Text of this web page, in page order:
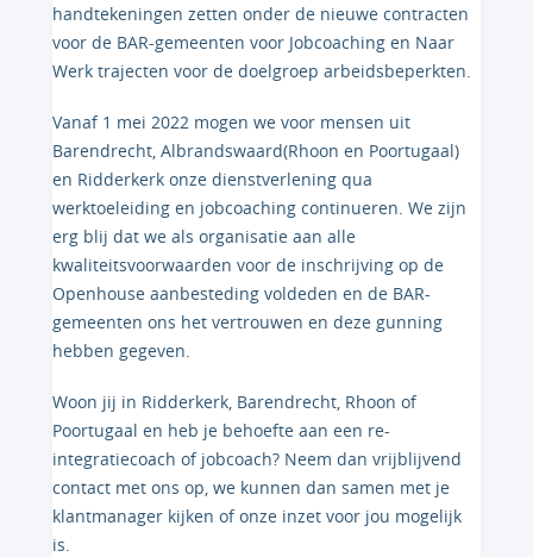
handtekeningen zetten onder de nieuwe contracten
voor de BAR-gemeenten voor Jobcoaching en Naar
Werk trajecten voor de doelgroep arbeidsbeperkten.
Vanaf 1 mei 2022 mogen we voor mensen uit
Barendrecht, Albrandswaard(Rhoon en Poortugaal)
en Ridderkerk onze dienstverlening qua
werktoeleiding en jobcoaching continueren. We zijn
erg blij dat we als organisatie aan alle
kwaliteitsvoorwaarden voor de inschrijving op de
Openhouse aanbesteding voldeden en de BAR-
gemeenten ons het vertrouwen en deze gunning
hebben gegeven.
Woon jij in Ridderkerk, Barendrecht, Rhoon of
Poortugaal en heb je behoefte aan een re-
integratiecoach of jobcoach? Neem dan vrijblijvend
contact met ons op, we kunnen dan samen met je
klantmanager kijken of onze inzet voor jou mogelijk
is.